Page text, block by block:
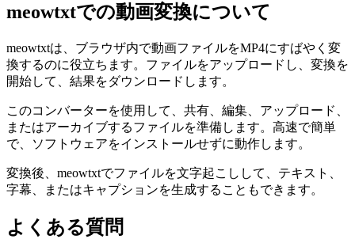
meowtxtでの動画変換について
meowtxtは、ブラウザ内で動画ファイルをMP4にすばやく変
換するのに役立ちます。ファイルをアップロードし、変換を
開始して、結果をダウンロードします。
このコンバーターを使用して、共有、編集、アップロード、
またはアーカイブするファイルを準備します。高速で簡単
で、ソフトウェアをインストールせずに動作します。
変換後、meowtxtでファイルを文字起こしして、テキスト、
字幕、またはキャプションを生成することもできます。
よくある質問